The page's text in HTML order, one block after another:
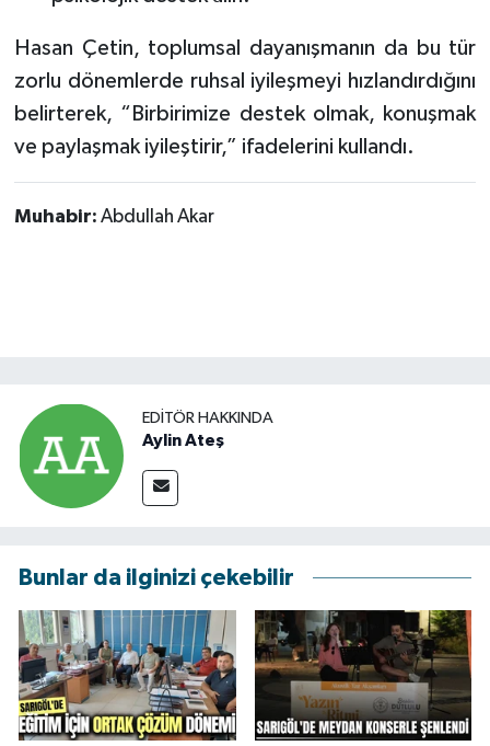
Hasan Çetin, toplumsal dayanışmanın da bu tür
zorlu dönemlerde ruhsal iyileşmeyi hızlandırdığını
belirterek, “Birbirimize destek olmak, konuşmak
ve paylaşmak iyileştirir,” ifadelerini kullandı.
Muhabir: Abdullah Akar
EDITÖR HAKKINDA
Aylin Ateş
Bunlar da ilginizi çekebilir